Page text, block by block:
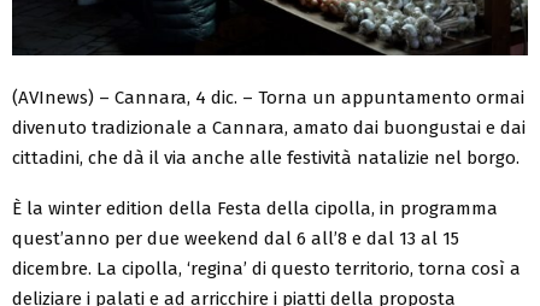
(AVInews) – Cannara, 4 dic. – Torna un appuntamento ormai
divenuto tradizionale a Cannara, amato dai buongustai e dai
cittadini, che dà il via anche alle festività natalizie nel borgo.
È la winter edition della Festa della cipolla, in programma
quest’anno per due weekend dal 6 all’8 e dal 13 al 15
dicembre. La cipolla, ‘regina’ di questo territorio, torna così a
deliziare i palati e ad arricchire i piatti della proposta